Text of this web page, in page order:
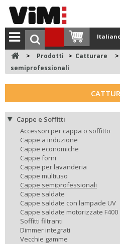
> Prodotti > Catturare >
semiprofessionali
Cappe e Soffitti
Accessori per cappa o soffitto
Cappe a induzione
Cappe economiche
Cappe forni
Cappe per lavanderia
Cappe multiuso
Cappe semiprofessionali
Cappe saldate
Cappe saldate con lampade UV
Cappe saldate motorizzate F400
Soffitti filtranti
Dimmer integrati
Vecchie gamme